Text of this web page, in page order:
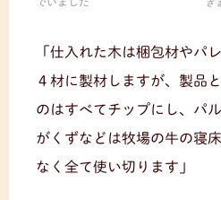
「仕入れた木は梱包材やパ
４材に製材しますが、製品
のはすべてチップにし、パ
がくずなどは牧場の牛の寝
なく全て使い切ります」